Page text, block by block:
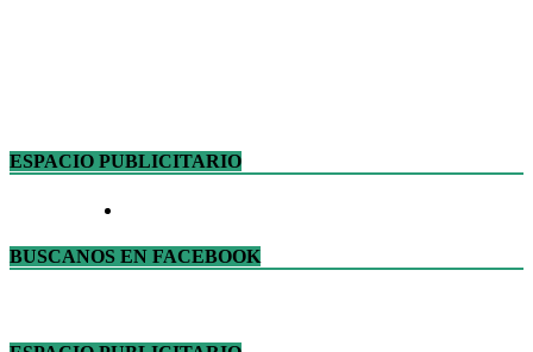
ESPACIO PUBLICITARIO
BUSCANOS EN FACEBOOK